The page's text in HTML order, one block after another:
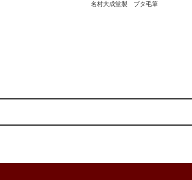
名村大成堂製 ブタ毛筆